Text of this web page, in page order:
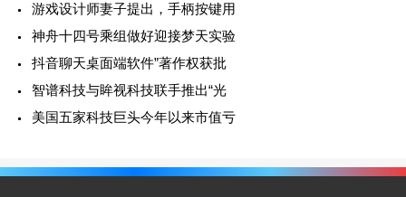
游戏设计师妻子提出，手柄按键用
神舟十四号乘组做好迎接梦天实验
抖音聊天桌面端软件”著作权获批
智谱科技与眸视科技联手推出“光
美国五家科技巨头今年以来市值亏